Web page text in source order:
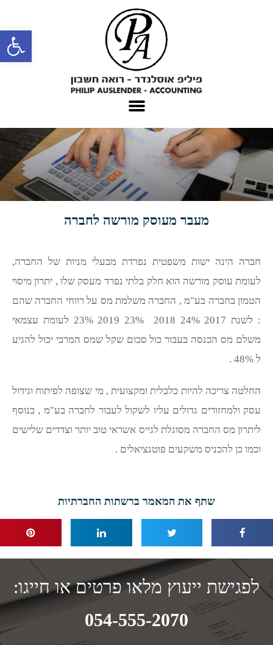
פתח סרגל נגישות
מעבר מעוסק מורשה לחברה
חברה הינה ישות משפטית נפרדת מבעלי מניות של החברה,
לעומת עוסק מורשה הוא חלק בלתי נפרד מעסק שלו , יתרון מיסוי
הטמון בחברה בע"מ , החברה משלמת מס על רווחי החברה שהם
: לשנת 2017 24% 2018 23% 2019 23% לעומת עצמאי
משלם מס הכנסה בעבור כול סכום שקל שמס המרבי יכול להגיע
ל 48% .
החלטה צריכה להיות כלכלית ומקצועית , מי שצופה לפיתוח וגידול
עסק ולמחזורים גדולים עליו לשקול לעבור לחברה בע"מ , בנוסף
ליתרון מס החברה מסוגלת לגייס אשראי טוב יותר וצדדים שלישים
וכמו כן להכניס משקעים פוטנציאלים .
שתף את המאמר ברשתות החברתיות
לפגישת ייעוץ מלאו פרטים או חייגו:
054-555-2070